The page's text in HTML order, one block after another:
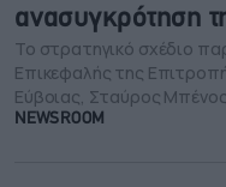
ανασυγκρότηση
Το στρατηγικό σχέδιο
Επικεφαλής της
Εύβοιας, Σταύρος Μπένος
NEWSROOM